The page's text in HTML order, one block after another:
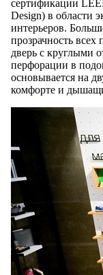
сертификации
Design) в области
интерьеров.
прозрачность всех
дверь с круглыми
перфорации в
основывается на
комфорте и